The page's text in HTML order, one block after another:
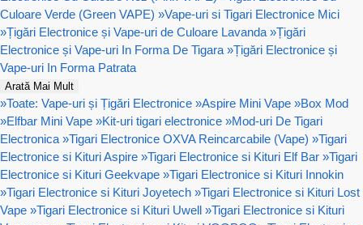
Culoare Verde (Green VAPE) »Vape-uri si Tigari Electronice Mici
»Țigări Electronice și Vape-uri de Culoare Lavanda »Țigări
Electronice și Vape-uri In Forma De Tigara »Țigări Electronice și
Vape-uri In Forma Patrata
Arată Mai Mult
»Toate: Vape-uri și Țigări Electronice »Aspire Mini Vape »Box Mod
»Elfbar Mini Vape »Kit-uri tigari electronice »Mod-uri De Tigari
Electronica »Tigari Electronice OXVA Reincarcabile (Vape) »Tigari
Electronice si Kituri Aspire »Tigari Electronice si Kituri Elf Bar »Tigari
Electronice si Kituri Geekvape »Tigari Electronice si Kituri Innokin
»Tigari Electronice si Kituri Joyetech »Tigari Electronice si Kituri Lost
Vape »Tigari Electronice si Kituri Uwell »Tigari Electronice si Kituri